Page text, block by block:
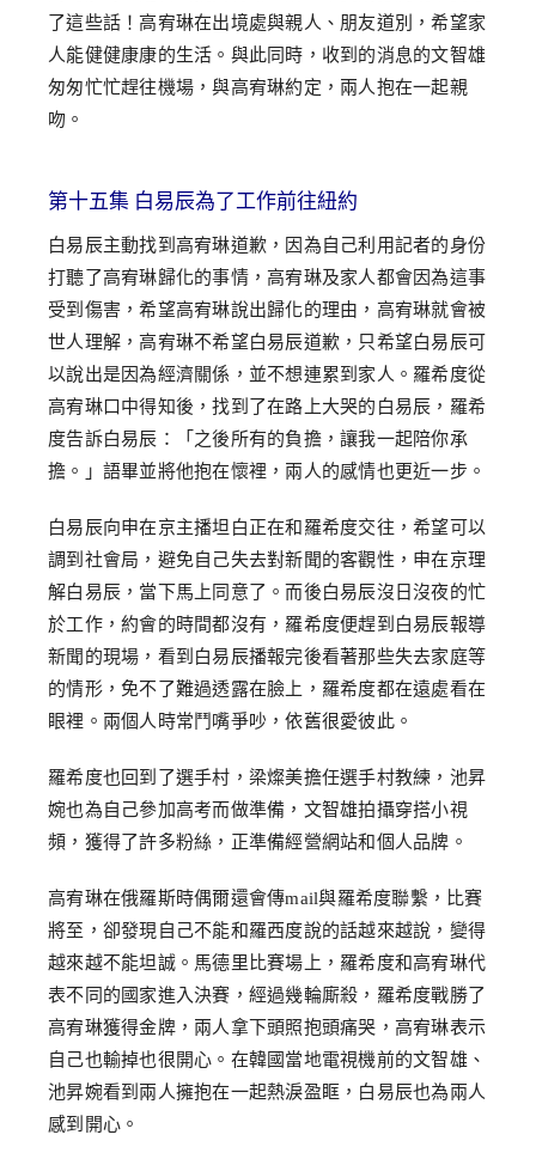
了這些話！高宥琳在出境處與親人、朋友道別，希望家
人能健健康康的生活。與此同時，收到的消息的文智雄
匆匆忙忙趕往機場，與高宥琳約定，兩人抱在一起親
吻。
第十五集 白易辰為了工作前往紐約
白易辰主動找到高宥琳道歉，因為自己利用記者的身份
打聽了高宥琳歸化的事情，高宥琳及家人都會因為這事
受到傷害，希望高宥琳說出歸化的理由，高宥琳就會被
世人理解，高宥琳不希望白易辰道歉，只希望白易辰可
以說出是因為經濟關係，並不想連累到家人。羅希度從
高宥琳口中得知後，找到了在路上大哭的白易辰，羅希
度告訴白易辰：「之後所有的負擔，讓我一起陪你承
擔。」語畢並將他抱在懷裡，兩人的感情也更近一步。
白易辰向申在京主播坦白正在和羅希度交往，希望可以
調到社會局，避免自己失去對新聞的客觀性，申在京理
解白易辰，當下馬上同意了。而後白易辰沒日沒夜的忙
於工作，約會的時間都沒有，羅希度便趕到白易辰報導
新聞的現場，看到白易辰播報完後看著那些失去家庭等
的情形，免不了難過透露在臉上，羅希度都在遠處看在
眼裡。兩個人時常鬥嘴爭吵，依舊很愛彼此。
羅希度也回到了選手村，梁燦美擔任選手村教練，池昇
婉也為自己參加高考而做準備，文智雄拍攝穿搭小視
頻，獲得了許多粉絲，正準備經營網站和個人品牌。
高宥琳在俄羅斯時偶爾還會傳mail與羅希度聯繫，比賽
將至，卻發現自己不能和羅西度說的話越來越說，變得
越來越不能坦誠。馬德里比賽場上，羅希度和高宥琳代
表不同的國家進入決賽，經過幾輪廝殺，羅希度戰勝了
高宥琳獲得金牌，兩人拿下頭照抱頭痛哭，高宥琳表示
自己也輸掉也很開心。在韓國當地電視機前的文智雄、
池昇婉看到兩人擁抱在一起熱淚盈眶，白易辰也為兩人
感到開心。